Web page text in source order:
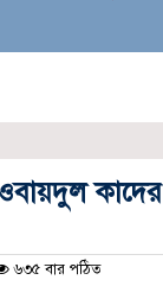
ওবায়দুল কাদের
৬৩৫ বার পঠিত